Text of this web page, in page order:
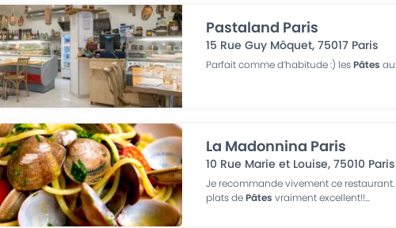
Pastaland Paris
15 Rue Guy Môquet,75017 Paris
Parfait comme d’habitude :) lesPâtes
La Madonnina Paris
10 Rue Marie et Louise,75010 Paris
Je recommande vivement ce
plats dePâtes vraiment excellent!!...